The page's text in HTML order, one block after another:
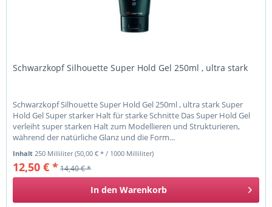
Schwarzkopf Silhouette Super Hold Gel 250ml , ultra stark
Schwarzkopf Silhouette Super Hold Gel 250ml , ultra stark Super
Hold Gel Super starker Halt für starke Schnitte Das Super Hold Gel
verleiht super starken Halt zum Modellieren und Strukturieren,
während der natürliche Glanz und die Form...
Inhalt250 Milliliter(50,00 € * / 1000 Milliliter)
12,50 € *14,40 € *
In den Warenkorb